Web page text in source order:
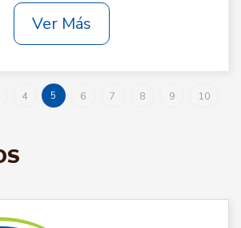
Ver Más
4 5 6 7 8 9
10